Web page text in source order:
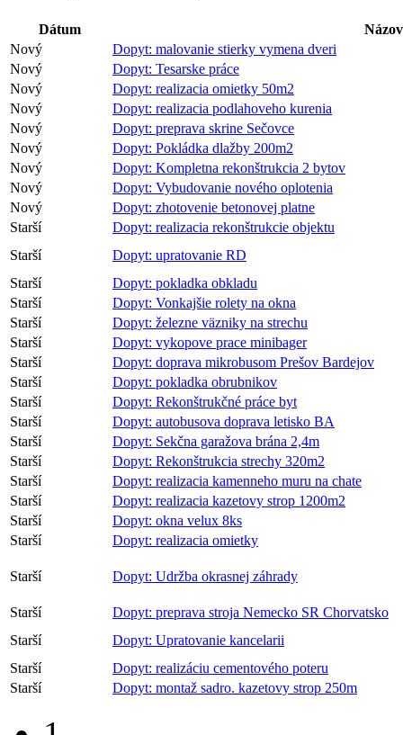
Dátum
Názov
Nový
Dopyt: malovanie stierky vymena dveri
Nový
Dopyt: Tesarske práce
Nový
Dopyt: realizacia omietky 50m2
Nový
Dopyt: realizacia podlahoveho kurenia
Nový
Dopyt: preprava skrine Sečovce
Nový
Dopyt: Pokládka dlažby 200m2
Nový
Dopyt: Kompletna rekonštrukcia 2 bytov
Nový
Dopyt: Vybudovanie nového oplotenia
Nový
Dopyt: zhotovenie betonovej platne
Starší
Dopyt: realizacia rekonštrukcie objektu
Starší
Dopyt: upratovanie RD
Starší
Dopyt: pokladka obkladu
Starší
Dopyt: Vonkajšie rolety na okna
Starší
Dopyt: železne väzniky na strechu
Starší
Dopyt: vykopove prace minibager
Starší
Dopyt: doprava mikrobusom Prešov Bardejov
Starší
Dopyt: pokladka obrubnikov
Starší
Dopyt: Rekonštrukčné práce byt
Starší
Dopyt: autobusova doprava letisko BA
Starší
Dopyt: Sekčna garažova brána 2,4m
Starší
Dopyt: Rekonštrukcia strechy 320m2
Starší
Dopyt: realizacia kamenneho muru na chate
Starší
Dopyt: realizacia kazetovy strop 1200m2
Starší
Dopyt: okna velux 8ks
Starší
Dopyt: realizacia omietky
Starší Dopyt: Udržba okrasnej záhrady
Starší
Dopyt: preprava stroja Nemecko SR Chorvatsko
Starší
Dopyt: Upratovanie kancelarii
Starší
Dopyt: realizáciu cementového poteru
Starší
Dopyt: montaž sadro. kazetovy strop 250m